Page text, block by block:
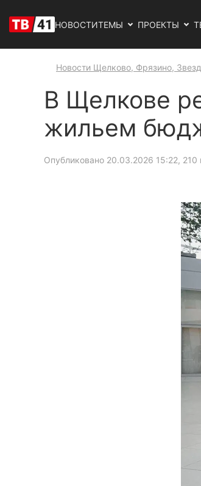
НОВОСТИТЕМЫ ПРОЕКТЫ
Новости Щелково, Фрязино,
В Щелкове
жильем
Опубликовано 20.03.2026 15:22, 210